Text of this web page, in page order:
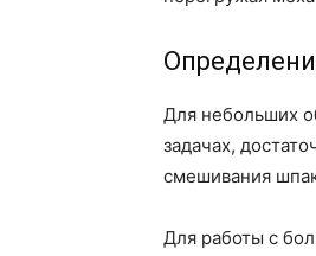
Для небольших
задачах,
смешивания
Для работы с